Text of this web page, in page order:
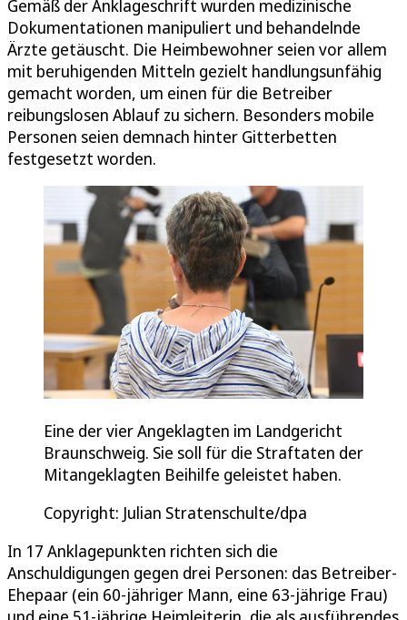
Gemäß der Anklageschrift wurden medizinische
Dokumentationen manipuliert und behandelnde
Ärzte getäuscht. Die Heimbewohner seien vor allem
mit beruhigenden Mitteln gezielt handlungsunfähig
gemacht worden, um einen für die Betreiber
reibungslosen Ablauf zu sichern. Besonders mobile
Personen seien demnach hinter Gitterbetten
festgesetzt worden.
Eine der vier Angeklagten im Landgericht
Braunschweig. Sie soll für die Straftaten der
Mitangeklagten Beihilfe geleistet haben.
Copyright: Julian Stratenschulte/dpa
In 17 Anklagepunkten richten sich die
Anschuldigungen gegen drei Personen: das Betreiber-
Ehepaar (ein 60-jähriger Mann, eine 63-jährige Frau)